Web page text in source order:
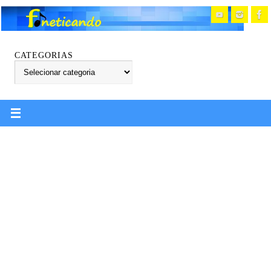
CATEGORIAS